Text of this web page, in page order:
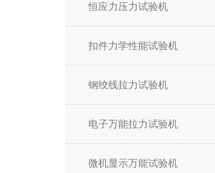
恒应力压力试验机
扣件力学性能试验机
钢绞线拉力试验机
电子万能拉力试验机
微机显示万能试验机